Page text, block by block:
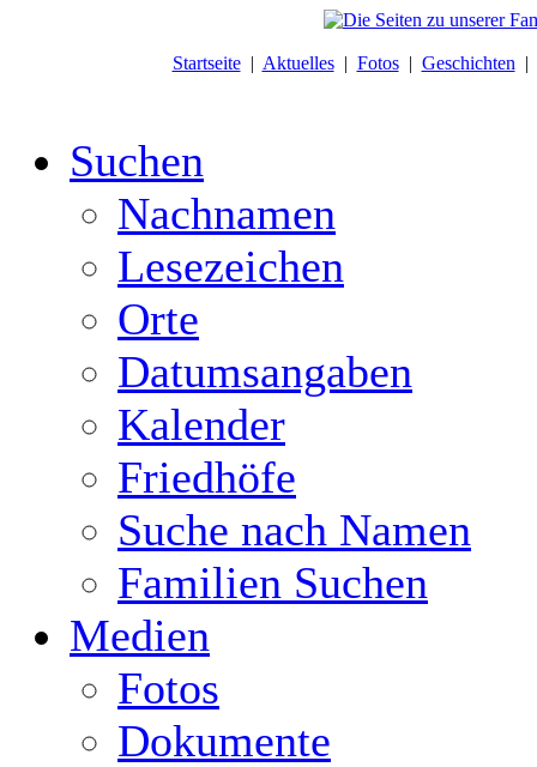
Startseite| Aktuelles| Fotos| Geschichten |
Suchen
Nachnamen
Lesezeichen
Orte
Datumsangaben
Kalender
Friedhöfe
Suche nach Namen
Familien Suchen
Medien
Fotos
Dokumente